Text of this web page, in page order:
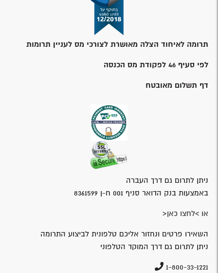
תרומה לאיחוד הצלה מאושרת לצורכי מס לעניין תרומות
לפי סעיף 46 לפקודת מס הכנסה
דף תשלום מאובטח
ניתן לתרום גם דרך העברה
באמצעות בנק הדואר סניף 001 ח-ן 8361599
או >לחצו כאן<
השאירו פרטים ונחזור אליכם טלפונית לביצוע התרומה
ניתן לתרום גם דרך המוקד הטלפוני
1-800-33-1221